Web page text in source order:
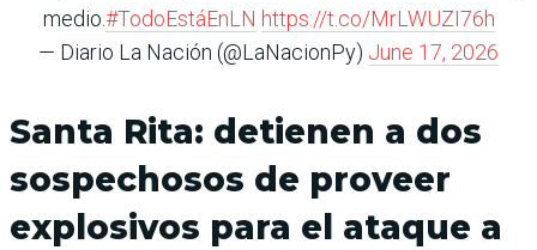
medio.#TodoEstáEnLN https://t.co/MrLWUZI76h
— Diario La Nación (@LaNacionPy) June 17, 2026
Santa Rita: detienen a dos
sospechosos de proveer
explosivos para el ataque a